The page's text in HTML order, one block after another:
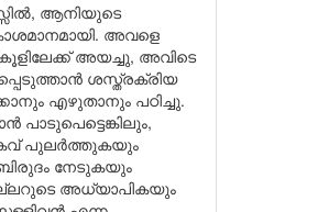
ആനിയുടെ
അവളെ
അയച്ചു, അവിടെ
ശസ്ത്രക്രിയ
എഴുതാനും പഠിച്ചു.
പുലർത്തുകയും
നേടുകയും
അധ്യാപികയും